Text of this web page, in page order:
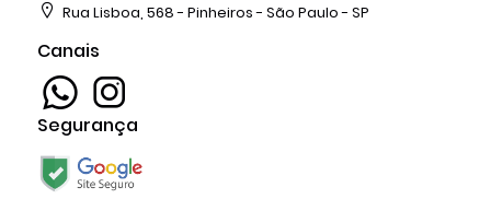
Rua Lisboa, 568 - Pinheiros - São Paulo - SP
Canais
Segurança